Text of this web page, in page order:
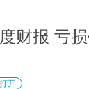
财报 亏
开